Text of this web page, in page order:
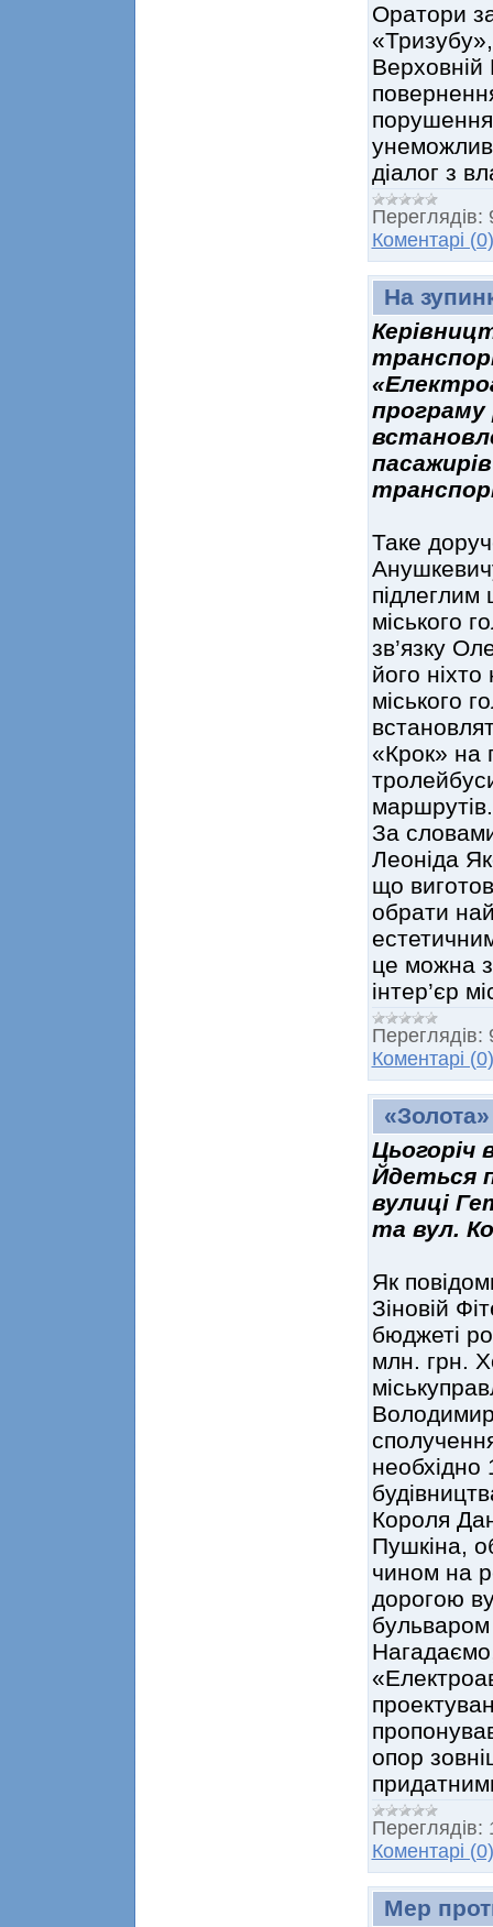
Оратори
Верховній
діалог з
Переглядів:
Коментарі (0)
На
програму
Таке
підлеглим
міського
зв’язку
його
міського
«Крок» на
маршрутів.
За
Леоніда
що
обрати
це можна
інтер’єр
Переглядів:
Коментарі (0)
Цьогоріч
Йдеться
вулиці
та вул.
Як
Зіновій
бюджеті
млн. грн.
Короля
Пушкіна,
чином на
дорогою
бульваром
опор
Переглядів:
Коментарі (0)
Мер